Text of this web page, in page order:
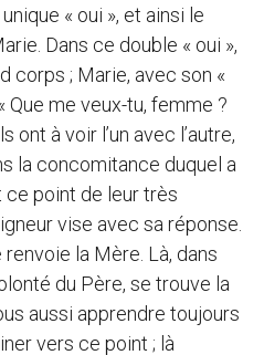
« oui », et ainsi le
Dans ce double « oui »,
corps ; Marie, avec son «
Que me veux-tu, femme ?
ont à voir l’un avec l’autre,
la concomitance duquel a
ce point de leur très
vise avec sa réponse.
la Mère. Là, dans
du Père, se trouve la
aussi apprendre toujours
vers ce point ; là